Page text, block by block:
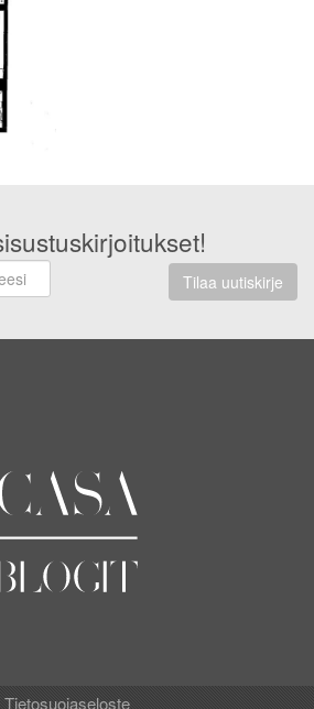
Tilaa uutiskirje
Tietosuojaseloste